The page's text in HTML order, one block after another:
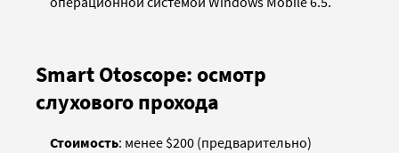
Smart Otoscope: осмотр
слухового прохода
Стоимость: менее $200 (предварительно)